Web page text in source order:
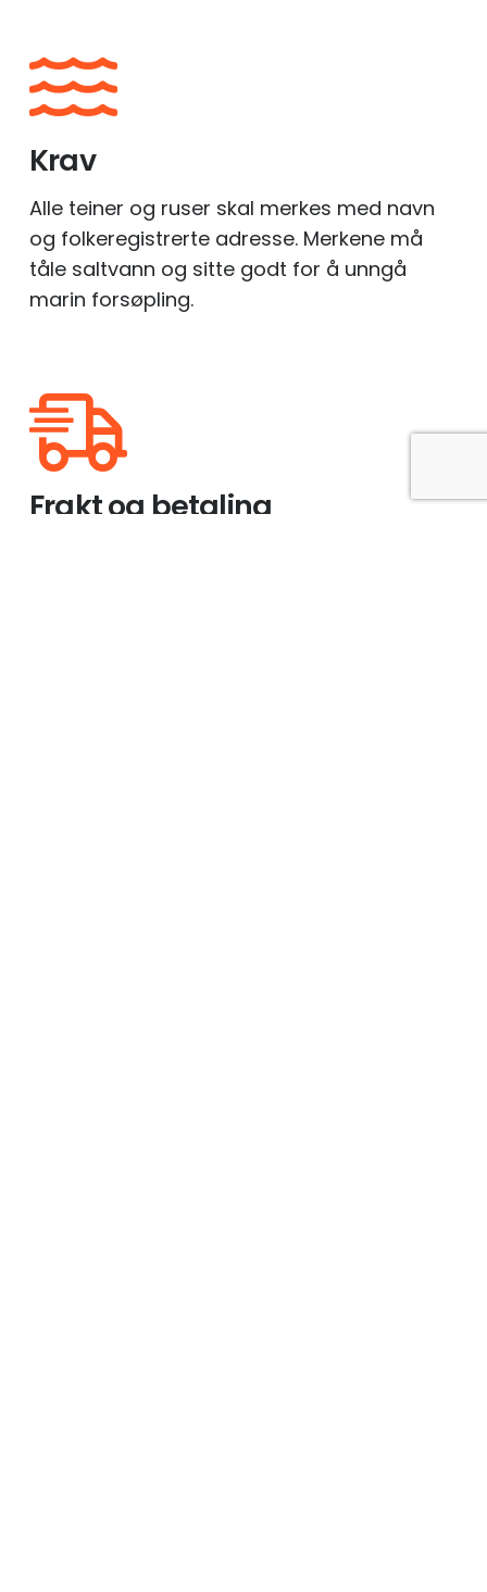
Krav
Alle teiner og ruser skal merkes med navn
og folkeregistrerte adresse. Merkene må
tåle saltvann og sitte godt for å unngå
marin forsøpling.
Frakt og betaling